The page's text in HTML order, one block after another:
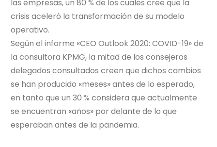
las empresas, un 80 % de los cuales cree que la
crisis aceleró la transformación de su modelo
operativo.
Según el informe «CEO Outlook 2020: COVID-19» de
la consultora KPMG, la mitad de los consejeros
delegados consultados creen que dichos cambios
se han producido «meses» antes de lo esperado,
en tanto que un 30 % considera que actualmente
se encuentran «años» por delante de lo que
esperaban antes de la pandemia.